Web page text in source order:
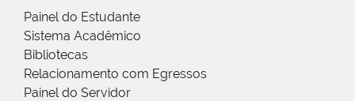
Painel do Estudante
Sistema Acadêmico
Bibliotecas
Relacionamento com Egressos
Painel do Servidor